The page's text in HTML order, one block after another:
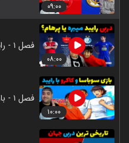
۰۹:۰۰
۰۸:۰۰
فصل ۱ - رایبد میبره یا پرهام
۱۰:۰۰
فصل ۱ - بازی سوباسا و کاکرو با رایبد